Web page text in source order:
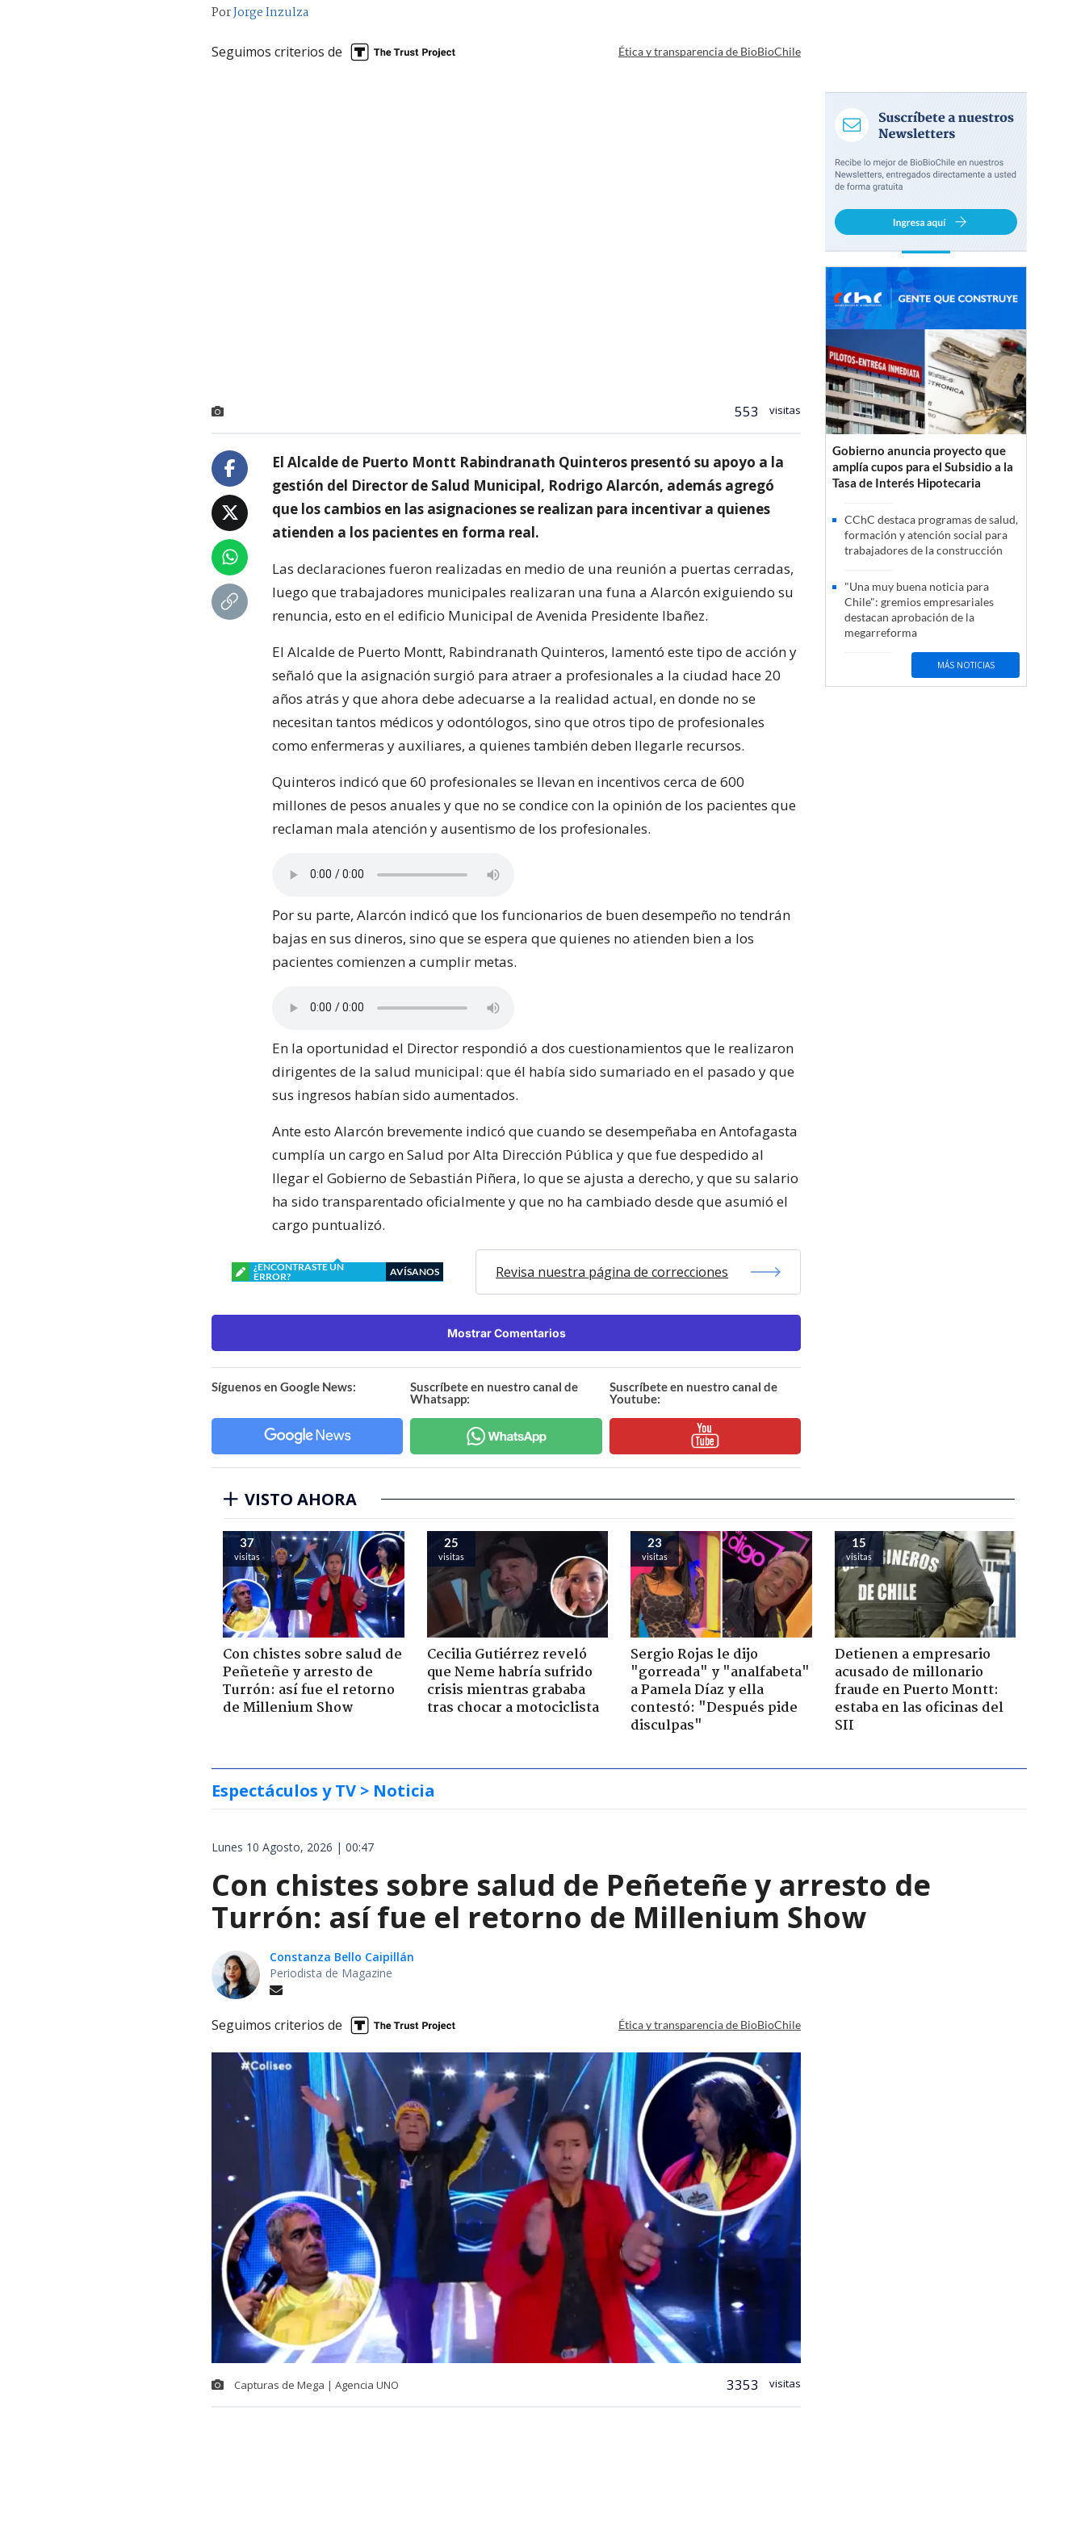
PorJorge Inzulza
Seguimos criterios de Ética y transparencia de BioBioChile
553 visitas
El Alcalde de Puerto Montt Rabindranath Quinteros presentó su apoyo a la
gestión del Director de Salud Municipal, Rodrigo Alarcón, además agregó
que los cambios en las asignaciones se realizan para incentivar a quienes
atienden a los pacientes en forma real.
Las declaraciones fueron realizadas en medio de una reunión a puertas cerradas,
luego que trabajadores municipales realizaran una funa a Alarcón exiguiendo su
renuncia, esto en el edificio Municipal de Avenida Presidente Ibañez.
El Alcalde de Puerto Montt, Rabindranath Quinteros, lamentó este tipo de acción y
señaló que la asignación surgió para atraer a profesionales a la ciudad hace 20
años atrás y que ahora debe adecuarse a la realidad actual, en donde no se
necesitan tantos médicos y odontólogos, sino que otros tipo de profesionales
como enfermeras y auxiliares, a quienes también deben llegarle recursos.
Quinteros indicó que 60 profesionales se llevan en incentivos cerca de 600
millones de pesos anuales y que no se condice con la opinión de los pacientes que
reclaman mala atención y ausentismo de los profesionales.
Por su parte, Alarcón indicó que los funcionarios de buen desempeño no tendrán
bajas en sus dineros, sino que se espera que quienes no atienden bien a los
pacientes comienzen a cumplir metas.
En la oportunidad el Director respondió a dos cuestionamientos que le realizaron
dirigentes de la salud municipal: que él había sido sumariado en el pasado y que
sus ingresos habían sido aumentados.
Ante esto Alarcón brevemente indicó que cuando se desempeñaba en Antofagasta
cumplía un cargo en Salud por Alta Dirección Pública y que fue despedido al
llegar el Gobierno de Sebastián Piñera, lo que se ajusta a derecho, y que su salario
ha sido transparentado oficialmente y que no ha cambiado desde que asumió el
cargo puntualizó.
¿ENCONTRASTE UN
ERROR?
AVÍSANOS Revisa nuestra página de correcciones
Mostrar Comentarios
Síguenos en Google News:
Suscríbete en nuestro canal de
Whatsapp:
Suscríbete en nuestro canal de
Youtube:
Gobierno anuncia proyecto que
amplía cupos para el Subsidio a la
Tasa de Interés Hipotecaria
CChC destaca programas de salud,
formación y atención social para
trabajadores de la construcción
"Una muy buena noticia para
Chile": gremios empresariales
destacan aprobación de la
megarreforma
MÁS NOTICIAS
VISTO AHORA
37
visitas
Con chistes sobre salud de
Peñeteñe y arresto de
Turrón: así fue el retorno
de Millenium Show
25
visitas
Cecilia Gutiérrez reveló
que Neme habría sufrido
crisis mientras grababa
tras chocar a motociclista
23
visitas
Sergio Rojas le dijo
"gorreada" y "analfabeta"
a Pamela Díaz y ella
contestó: "Después pide
disculpas"
15
visitas
Detienen a empresario
acusado de millonario
fraude en Puerto Montt:
estaba en las oficinas del
SII
Espectáculos y TV > Noticia
Lunes 10 Agosto, 2026 | 00:47
Con chistes sobre salud de Peñeteñe y arresto de
Turrón: así fue el retorno de Millenium Show
Constanza Bello Caipillán
Periodista de Magazine
Seguimos criterios de Ética y transparencia de BioBioChile
Capturas de Mega | Agencia UNO 3353 visitas